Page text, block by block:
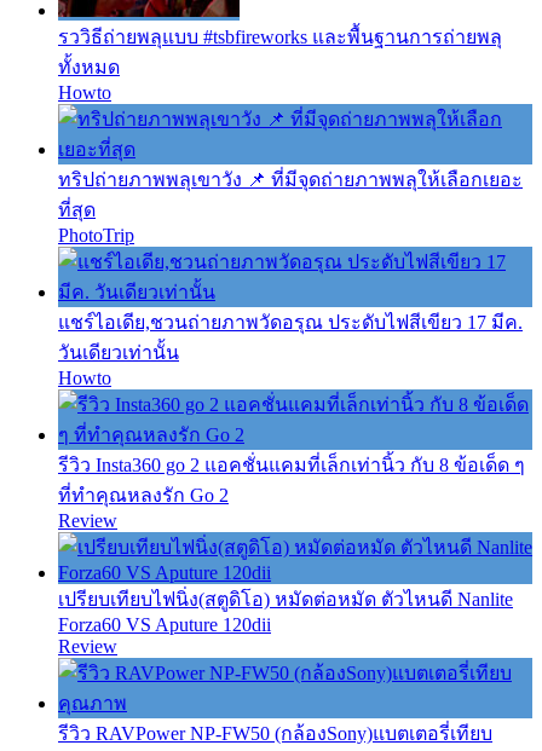
รววิธีถ่ายพลุแบบ #tsbfireworks และพื้นฐานการถ่ายพลุ
ทั้งหมด
Howto
ทริปถ่ายภาพพลุเขาวัง 📌 ที่มีจุดถ่ายภาพพลุให้เลือกเยอะ
ที่สุด
PhotoTrip
แชร์ไอเดีย,ชวนถ่ายภาพวัดอรุณ ประดับไฟสีเขียว 17 มีค.
วันเดียวเท่านั้น
Howto
รีวิว Insta360 go 2 แอคชั่นแคมที่เล็กเท่านิ้ว กับ 8 ข้อเด็ด ๆ
ที่ทำคุณหลงรัก Go 2
Review
เปรียบเทียบไฟนิ่ง(สตูดิโอ) หมัดต่อหมัด ตัวไหนดี Nanlite
Forza60 VS Aputure 120dii
Review
รีวิว RAVPower NP-FW50 (กล้องSony)แบตเตอรี่เทียบ